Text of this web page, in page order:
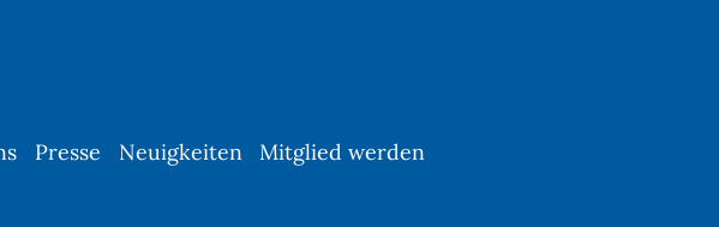
Presse Neuigkeiten Mitglied werden